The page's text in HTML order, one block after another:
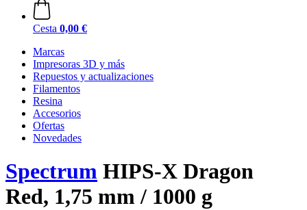
Cesta 0,00 €
Marcas
Impresoras 3D y más
Repuestos y actualizaciones
Filamentos
Resina
Accesorios
Ofertas
Novedades
Spectrum HIPS-X Dragon
Red, 1,75 mm / 1000 g